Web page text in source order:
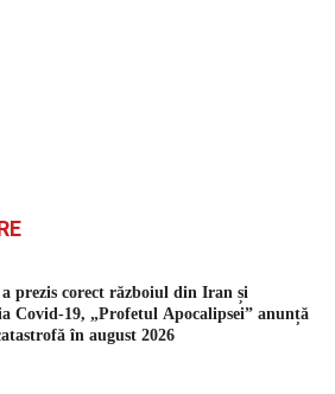
a prezis corect războiul din Iran și
Covid-19, „Profetul Apocalipsei” anunță
în august 2026